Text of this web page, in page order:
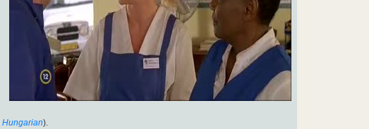
Hungarian).